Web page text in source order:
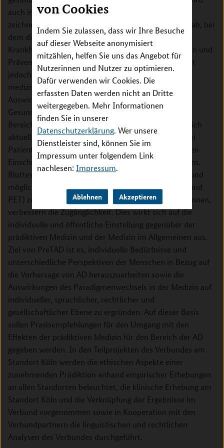
von Cookies
Indem Sie zulassen, dass wir Ihre Besuche
auf dieser Webseite anonymisiert
mitzählen, helfen Sie uns das Angebot für
Nutzerinnen und Nutzer zu optimieren.
Dafür verwenden wir Cookies. Die
erfassten Daten werden nicht an Dritte
weitergegeben. Mehr Informationen
finden Sie in unserer
Datenschutzerklärung. Wer unsere
Dienstleister sind, können Sie im
Impressum unter folgendem Link
nachlesen: Impressum.
Ablehnen Akzeptieren
auch immer zuverlässiger und leichter zugänglich. Es
zeichnet sich ein Paradigmenwechsel in der Medizin ab, bei
dem die Diagnostik auf der Grundlage von
Krankheitssymptomen und Therapie durch Prädiktion und
Prävention ergänzt oder sogar ersetzt wird. Dies führt
jedoch nicht nur zu verbesserten Möglichkeiten der
medizinischen Versorgung, sondern hat tiefgreifende
Auswirkungen auf das Leben des Einzelnen, auf das
Gesundheitssystem und auf unsere Gesellschaft. Im
Bereich der Alzheimer-Erkrankung (AD) verbessern sich
aktuell die Möglichkeiten der Früherkennung, z. B. bei
Patientinnen und Patienten mit subjektiven kognitiven
Einschränkungen (SCD) oder symptomfreien Personen.
Bluttests, die in naher Zukunft möglich sein werden und
möglicherweise die invasiveren Methoden (wie CSF und
PET) zur Feststellung der AD-Pathologie ersetzen können,
verbessern die Zugänglichkeit. Dies wirkt sich auf die
individuelle und öffentliche Einstellung gegenüber der
prädiktiven Medizin und der Medizin im Allgemeinen aus.
Ziel von PreTAD ist es, individuelle Bedürfnisse und
unterschiedliche Perspektiven der Menschen in Bezug auf
die Vorhersage von AD herauszuarbeiten sowie die
Auswirkungen des Paradigmenwechsels in der Medizin auf
individueller, sprachlicher, rechtlicher und
gesellschaftlicher Ebene zu ergründen. Auf dieser Basis
sollen Praxisempfehlungen für den Umgang mit den
Effekten der prädiktiven Medizin für den Bereich der AD
gegeben werden. In den Teilprojekten des Verbundes am
Standort Köln werden die ethischen Aspekte einer
zunehmenden Prädiktion anhand empirischer Erhebungen
an allen Standorten beleuchtet, die klinische Erhebung am
Standort Köln und die Verknüpfung der Ergebnisse im
Verbund vorgenommen sowie in Kooperation mit den
Verbundpartnern die linguistischen und rechtlichen
Analysen des Verbundes durchgeführt.